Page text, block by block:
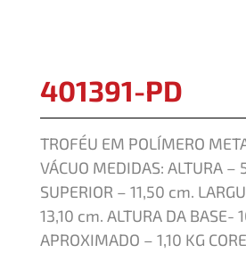
401391-PD
TROFÉU EM POLÍMERO
VÁCUO MEDIDAS: ALTURA –
SUPERIOR – 11,50 cm.
13,10 cm. ALTURA DA BASE-
APROXIMADO – 1,10 KG